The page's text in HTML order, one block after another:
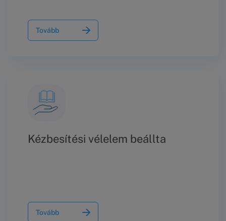
Tovább
Kézbesítési vélelem beállta
Tovább